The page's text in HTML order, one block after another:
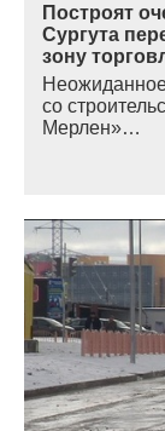
Построят
Сургута
зону
со
Мерлен»…